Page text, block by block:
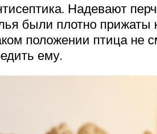
Надевают
были плотно прижаты
положении птица не
ему.